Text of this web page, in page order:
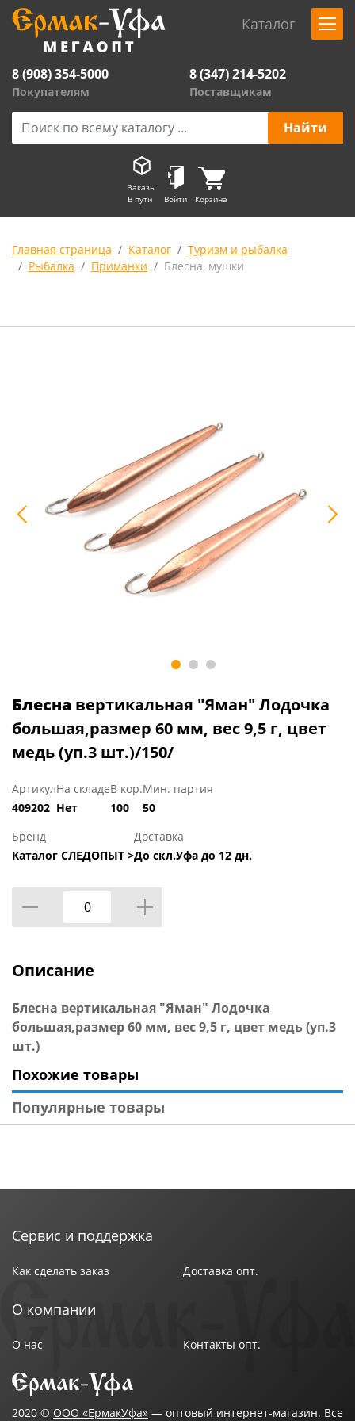
Каталог
8 (908) 354-5000
Покупателям
8 (347) 214-5202
Поставщикам
Заказы
В пути
Войти Корзина
Главная страница Каталог
Туризм и рыбалка
Рыбалка
Приманки Блесна, мушки
Блесна вертикальная "Яман" Лодочка
большая,размер 60 мм, вес 9,5 г, цвет
медь (уп.3 шт.)/150/
Артикул
409202
На складе
Нет
В кор.
100
Мин. партия
50
Бренд
Каталог СЛЕДОПЫТ >
Доставка
До скл.Уфа до 12 дн.
Описание
Блесна вертикальная "Яман" Лодочка
большая,размер 60 мм, вес 9,5 г, цвет медь (уп.3
шт.)
Похожие товары
Популярные товары
Сервис и поддержка
Как сделать заказ Доставка опт.
О компании
О нас Контакты опт.
2020 © ООО «ЕрмакУфа» — оптовый интернет-магазин. Все